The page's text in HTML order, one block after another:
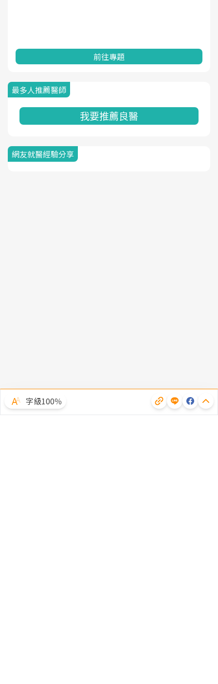
前往專題
最多人推薦醫師
我要推薦良醫
網友就醫經驗分享
字級100％